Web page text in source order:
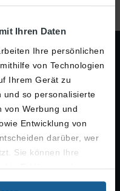
Ihren Daten
Ihre persönlichen
von Technologien
Ihrem Gerät zu
und so personalisierte
von Werbung und
Entwicklung von
darüber, wer
Sie können Ihre
Erklärung oder
Symbol ändern oder
Partner
Agencies
City